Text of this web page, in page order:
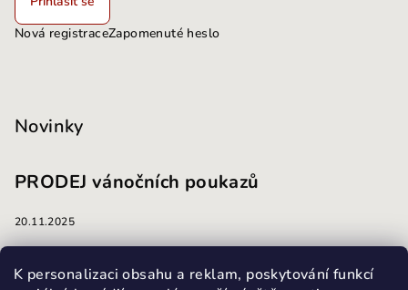
K personalizaci obsahu a reklam, poskytování funkcí
Nová registraceZapomenuté heslo
Novinky
PRODEJ vánočních poukazů
20.11.2025
masáže